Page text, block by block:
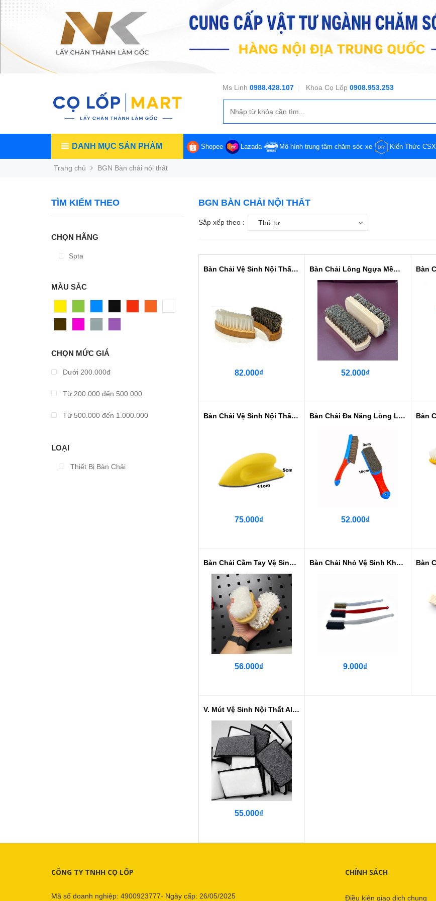
Ms Linh 0988.428.107| Khoa Cọ Lốp 0908.953.253
DANH MỤC SẢN PHẨM Shopee Lazada Mô hình trung tâm chăm sóc xe Kiến Thức CSX
Trang chủ BGN Bàn chải nội thất
TÌM KIẾM THEO
CHỌN HÃNG
Spta
MÀU SẮC
CHỌN MỨC GIÁ
Dưới 200.000đ
Từ 200.000 đến 500.000
Từ 500.000 đến 1.000.000
LOẠI
Thiết Bị Bàn Chải
BGN BÀN CHẢI NỘI THẤT
Sắp xếp theo : Thứ tự
Bàn Chải Vệ Sinh Nội Thất Cán Gỗ...
82.000₫
Bàn Chải Lông Ngựa Mềm 13 CM Vệ ...
52.000₫
Bàn Chải Vệ Sinh Nội Thất Sợi Nano
75.000₫
Bàn Chải Đa Năng Lông Lợn Rừng
52.000₫
Bàn Chải Cầm Tay Vệ Sinh Sợi Cướ...
56.000₫
Bàn Chải Nhỏ Vệ Sinh Khe Kẽ - Sợ...
9.000₫
V. Mút Vệ Sinh Nội Thất Alcantara
55.000₫
CÔNG TY TNHH CỌ LỐP
Mã số doanh nghiệp: 4900923777- Ngày cấp: 26/05/2025
CHÍNH SÁCH
Điều kiện giao dịch chung